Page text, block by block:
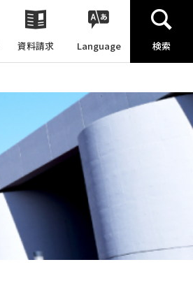
資料請求 Language 検索